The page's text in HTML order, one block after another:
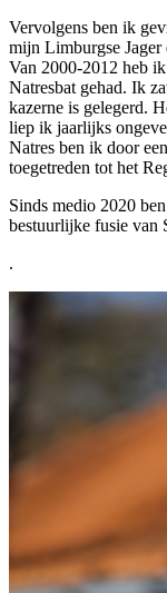
Vervolgens ben ik
mijn Limburgse Jager
Van 2000-2012 heb
Natresbat gehad. Ik
kazerne is gelegerd.
liep ik jaarlijks
Natres ben ik door
toegetreden tot het
Sinds medio 2020
bestuurlijke fusie van
.